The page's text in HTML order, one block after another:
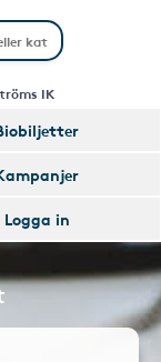
IK
Logga in